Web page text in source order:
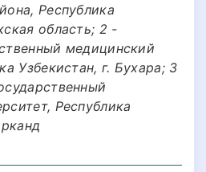
Республика
область; 2 -
медицинский
Узбекистан, г. Бухара; 3
Республика